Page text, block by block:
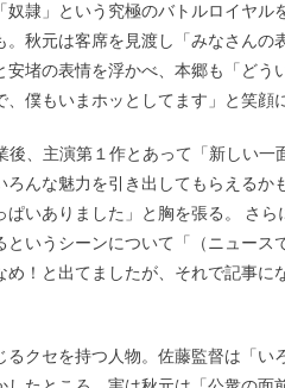
隷」という究極のバトルロイヤル
秋元は客席を見渡し「みなさんの
堵の表情を浮かべ、本郷も「どう
僕もいまホッとしてます」と笑顔に
、主演第１作とあって「新しい一
んな魅力を引き出してもらえるか
いありました」と胸を張る。 さら
いうシーンについて「（ニュース
！と出てましたが、それで記事に
クセを持つ人物。佐藤監督は「